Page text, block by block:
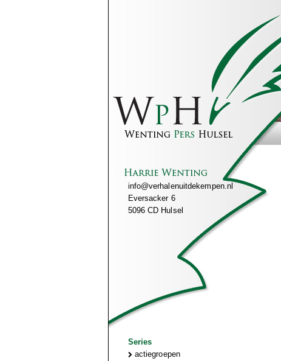
info@verhalenuitdekempen.nl
Eversacker 6
5096 CD Hulsel
Series
actiegroepen